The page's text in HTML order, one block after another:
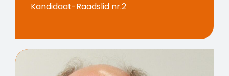
Kandidaat-Raadslid nr.2